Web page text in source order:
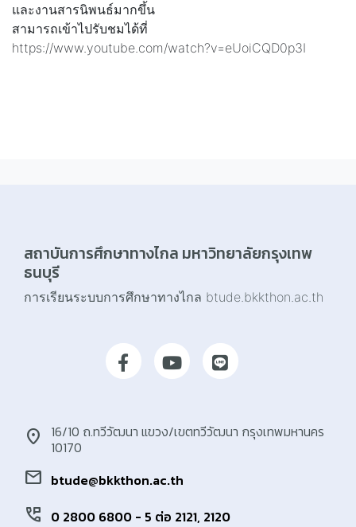
และงานสารนิพนธ์มากขึ้น
สามารถเข้าไปรับชมได้ที่
https://www.youtube.com/watch?v=eUoiCQD0p3I
สถาบันการศึกษาทางไกล มหาวิทยาลัยกรุงเทพ
ธนบุรี
การเรียนระบบการศึกษาทางไกล btude.bkkthon.ac.th
location_on
16/10 ถ.ทวีวัฒนา แขวง/เขตทวีวัฒนา กรุงเทพมหานคร
10170
mail btude@bkkthon.ac.th
perm_phone_msg 0 2800 6800 - 5 ต่อ 2121, 2120